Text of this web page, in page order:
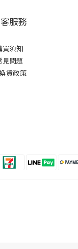
服務
買須知
見問題
貨政策